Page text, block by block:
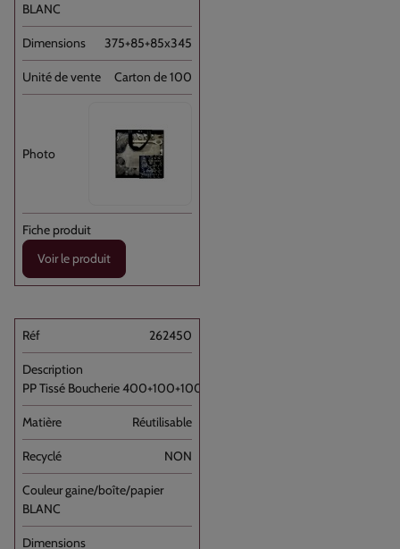
BLANC
375+85+85x345
Carton de 100
Voir le produit
262450
PP Tissé Boucherie 400+100+100x350 //100
Réutilisable
NON
BLANC